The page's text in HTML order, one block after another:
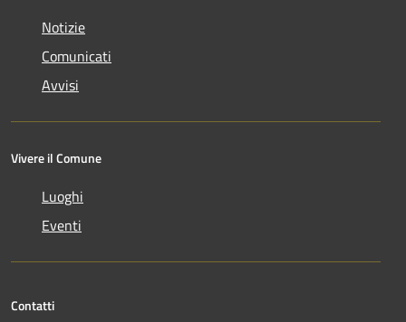
Notizie
Comunicati
Avvisi
Vivere il Comune
Luoghi
Eventi
Contatti